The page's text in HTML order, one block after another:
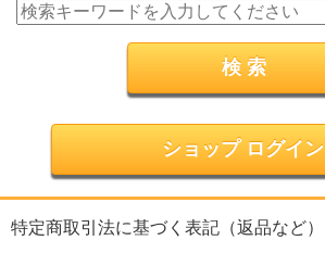
ショップ ログイン
特定商取引法に基づく表記（返品など）